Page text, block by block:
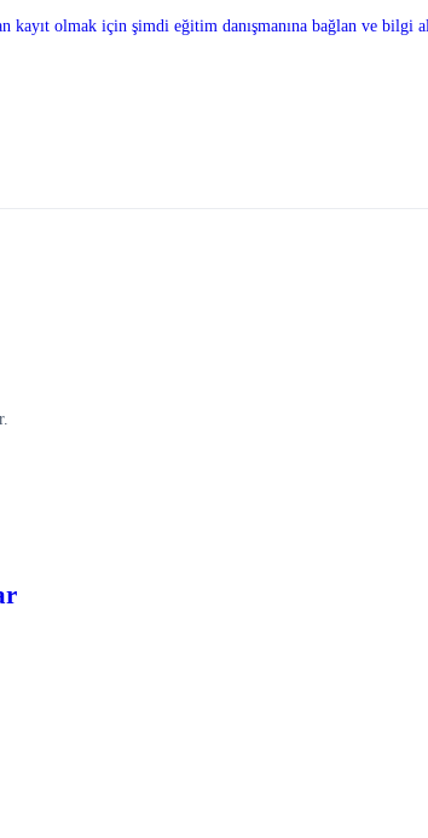
kayıt olmak için şimdi eğitim danışmanına bağlan ve bilgi